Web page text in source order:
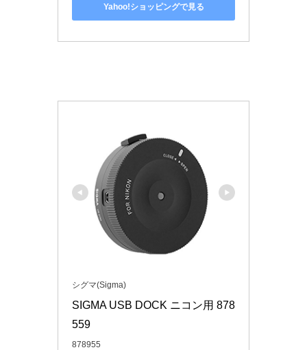
Yahoo!ショッピングで見る
シグマ(Sigma)
SIGMA USB DOCK ニコン用 878
559
878955